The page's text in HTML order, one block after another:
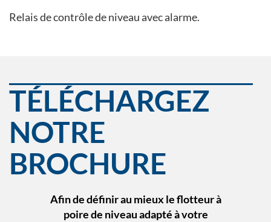
Relais de contrôle de niveau avec alarme.
TÉLÉCHARGEZ
NOTRE
BROCHURE
Afin de définir au mieux le flotteur à
poire de niveau adapté à votre